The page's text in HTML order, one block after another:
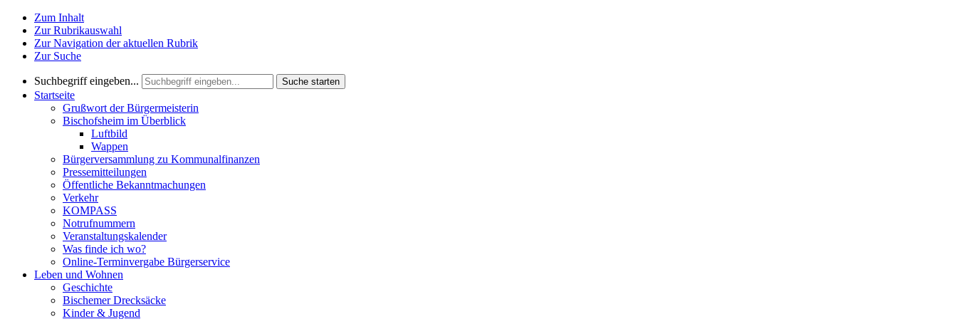
Zum Inhalt
Zur Rubrikauswahl
Zur Navigation der aktuellen Rubrik
Zur Suche
Suchbegriff eingeben... Suche starten
Startseite
Grußwort der Bürgermeisterin
Bischofsheim im Überblick
Luftbild
Wappen
Bürgerversammlung zu Kommunalfinanzen
Pressemitteilungen
Öffentliche Bekanntmachungen
Verkehr
KOMPASS
Notrufnummern
Veranstaltungskalender
Was finde ich wo?
Online-Terminvergabe Bürgerservice
Leben und Wohnen
Geschichte
Bischemer Drecksäcke
Kinder & Jugend